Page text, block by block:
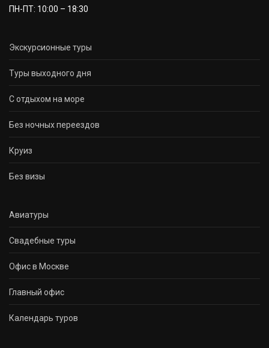
ПН-ПТ: 10:00 – 18:30
Экскурсионные туры
Туры выходного дня
С отдыхом на море
Без ночных переездов
Круиз
Без визы
Авиатуры
Свадебные туры
Офис в Москве
Главный офис
Календарь туров